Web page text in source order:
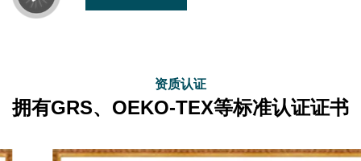
资质认证
拥有GRS、OEKO-TEX等标准认证证书